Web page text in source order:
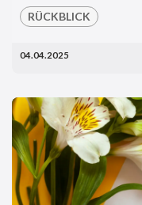
RÜCKBLICK
04.04.2025